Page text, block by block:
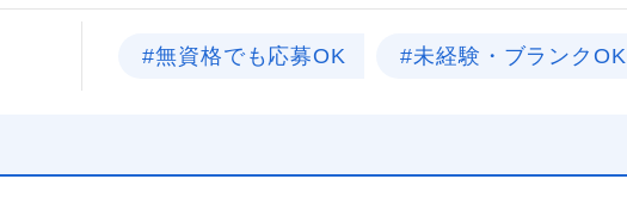
#無資格でも応募OK #未経験・ブランクOK